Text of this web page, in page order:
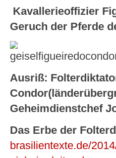
Kavallerieoffizier
Geruch der Pferde
Ausriß:
Geheimdienstchef
Das Erbe der
brasilientexte.de/